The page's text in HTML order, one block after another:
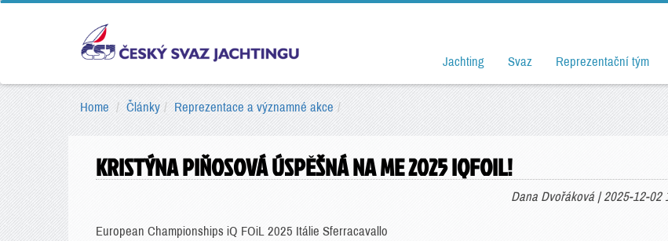
Jachting Svaz Reprezentační tým
Home Články Reprezentace a významné akce
KRISTÝNA PIŇOSOVÁ ÚSPĚŠNÁ NA ME 2025 IQFOIL!
Dana Dvořáková | 2025-12-02
European Championships iQ FOiL 2025 Itálie Sferracavallo